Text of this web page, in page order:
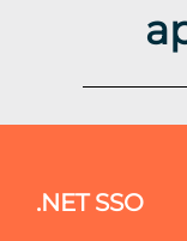
.NET SSO